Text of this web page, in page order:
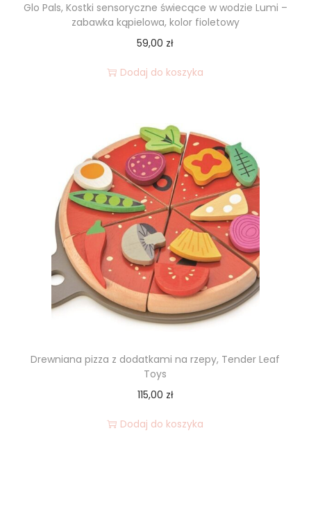
Glo Pals, Kostki sensoryczne świecące w wodzie Lumi –
zabawka kąpielowa, kolor fioletowy
59,00 zł
Dodaj do koszyka
Drewniana pizza z dodatkami na rzepy, Tender Leaf
Toys
115,00 zł
Dodaj do koszyka